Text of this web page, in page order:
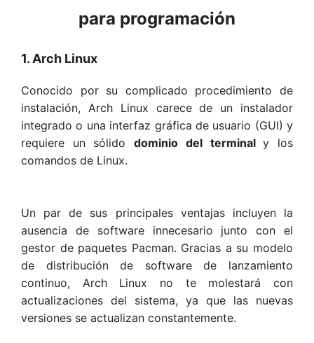
para programación
1. Arch Linux
Conocido por su complicado procedimiento de
instalación, Arch Linux carece de un instalador
integrado o una interfaz gráfica de usuario (GUI) y
requiere un sólidodominio del terminaly los
comandos de Linux.
Un par de sus principales ventajas incluyen la
ausencia de software innecesario junto con el
gestor de paquetes Pacman. Gracias a su modelo
de distribución de software de lanzamiento
continuo, Arch Linux no te molestará con
actualizaciones del sistema, ya que las nuevas
versiones se actualizan constantemente.